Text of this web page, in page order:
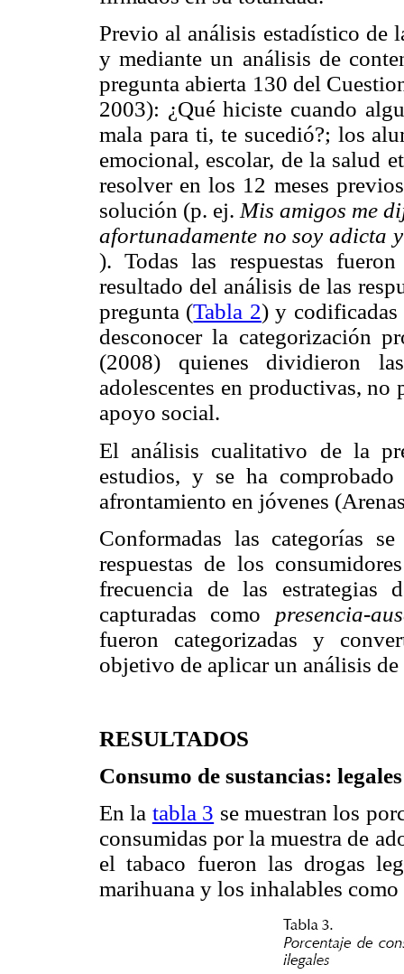
Previo al análisis estadístico de
y mediante un análisis de
pregunta abierta 130 del
2003): ¿Qué hiciste cuando
mala para ti, te sucedió?; los
emocional, escolar, de la salud
resolver en los 12 meses
solución (p. ej. Mis amigos me
afortunadamente no soy adicta
). Todas las respuestas
resultado del análisis de las
pregunta (Tabla 2) y codificadas
desconocer la categorización
(2008) quienes dividieron
adolescentes en productivas,
apoyo social.
El análisis cualitativo de la
estudios, y se ha
afrontamiento en jóvenes
Conformadas las categorías
respuestas de los
frecuencia de las estrategias
capturadas como presencia-
fueron categorizadas y
objetivo de aplicar un análisis
RESULTADOS
Consumo de sustancias:
En la tabla 3 se muestran los
consumidas por la muestra de
el tabaco fueron las drogas
marihuana y los inhalables